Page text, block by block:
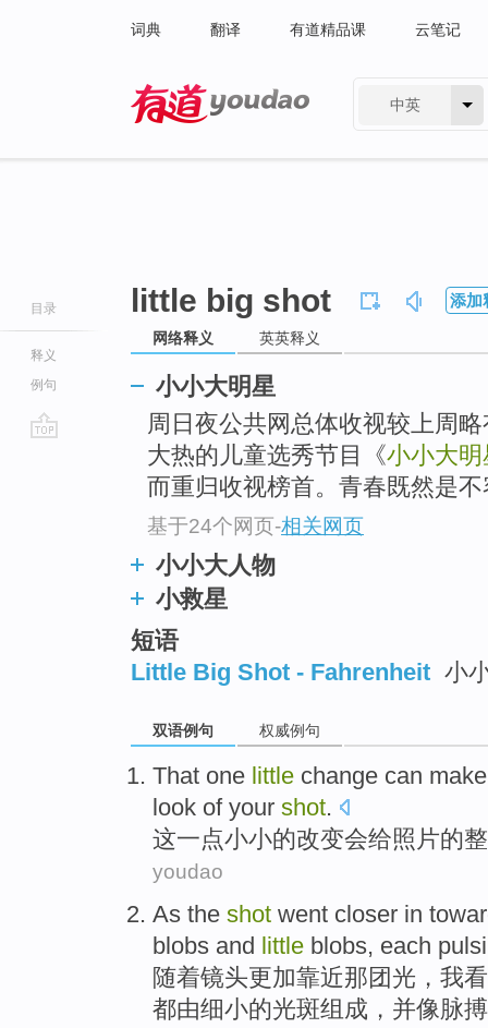
词典 翻译 有道精品课 云笔记
中英
目录
释义
例句
little big shot 添加
网络释义 英英释义
小小大明星
周日夜公共网总体收视较上周
大热的儿童选秀节目《小小大明
而重归收视榜首。青春既然是
基于24个网页-相关网页
小小大人物
小救星
短语
Little Big Shot - Fahrenheit 小
双语例句 权威例句
That one little change can make
look ofyour shot.
这一点小小的改变会给照片的
youdao
As the shot went closer in
blobs and little blobs, each
随着镜头更加靠近那团光 ， 我
都由细小的光斑组成，并像脉搏